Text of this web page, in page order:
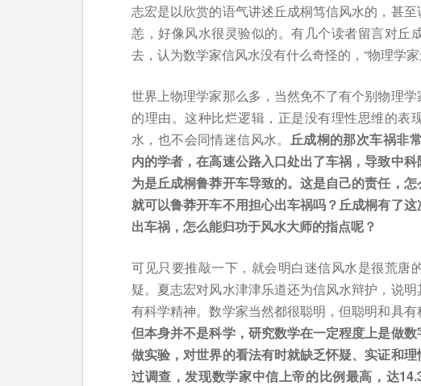
志宏是以欣赏的语气讲述丘成桐笃信风水的，甚
恙，好像风水很灵验似的。有几个读者留言对丘
去，认为数学家信风水没有什么奇怪的，“物理学家
世界上物理学家那么多，当然免不了有个别物理
的理由。这种比烂逻辑，正是没有理性思维的表
水，也不会同情迷信风水。 丘成桐的那次车祸非
内的学者，在高速公路入口处出了车祸，导致中
为是丘成桐鲁莽开车导致的。这是自己的责任，
就可以鲁莽开车不用担心出车祸吗？丘成桐有了
出车祸，怎么能归功于风水大师的指点呢？
可见只要推敲一下，就会明白迷信风水是很荒唐
疑。夏志宏对风水津津乐道还为信风水辩护，说
有科学精神。数学家当然都很聪明，但聪明和具
但本身并不是科学，研究数学在一定程度上是做
做实验，对世界的看法有时就缺乏怀疑、实证和
过调查，发现数学家中信上帝的比例最高，达